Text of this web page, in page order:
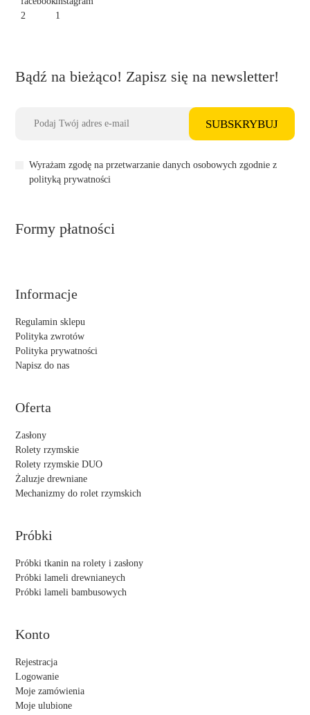
Bądź na bieżąco! Zapisz się na newsletter!
SUBSKRYBUJ
Wyrażam zgodę na przetwarzanie danych osobowych zgodnie z
polityką prywatności
Formy płatności
Informacje
Regulamin sklepu
Polityka zwrotów
Polityka prywatności
Napisz do nas
Oferta
Zasłony
Rolety rzymskie
Rolety rzymskie DUO
Żaluzje drewniane
Mechanizmy do rolet rzymskich
Próbki
Próbki tkanin na rolety i zasłony
Próbki lameli drewnianeych
Próbki lameli bambusowych
Konto
Rejestracja
Logowanie
Moje zamówienia
Moje ulubione